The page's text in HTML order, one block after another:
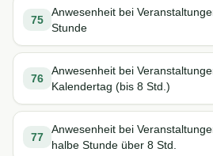
75
Anwesenheit bei
Stunde
76
Anwesenheit bei
Kalendertag (bis 8 Std.)
77
Anwesenheit bei
halbe Stunde über 8 Std.